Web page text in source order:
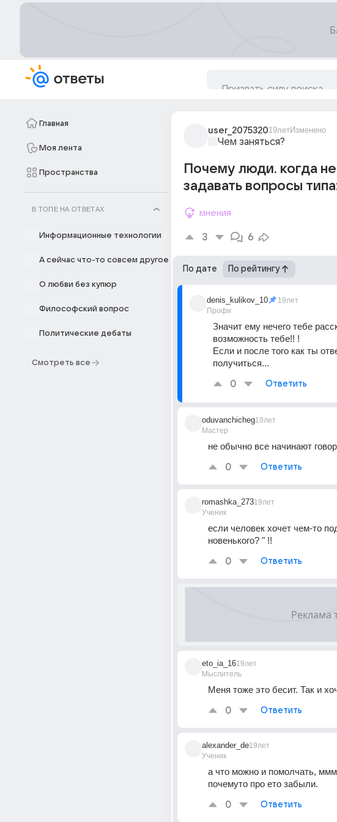
Главная
Моя лента
Пространства
В ТОПЕ НА ОТВЕТАХ
Информационные технологии
А сейчас что-то совсем другое
О любви без купюр
Философский вопрос
Политические дебаты
Смотреть все
user_207532019летИзменено
Чем заняться?
Почему люди. когда
задавать вопросы
мнения
3 6
По дате По рейтингу
denis_kulikov_10
Профи
19лет
Значит ему нечего тебе
возможность тебе!! !
Если и после того как ты
получиться...
0 Ответить
oduvanchicheg
Мастер
19лет
не обычно все начинают
0 Ответить
romashka_273
Ученик
19лет
если человек хочет чем-то
новенького? " !!
0 Ответить
eto_ia_16
Мыслитель
19лет
Меня тоже это бесит. Так и
0 Ответить
alexander_de
Ученик
19лет
а что можно и помолчать, ммм
почемуто про ето забыли.
0 Ответить